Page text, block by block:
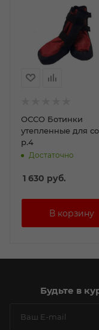
ОССО Ботинки
утепленные для
р.4
Достаточно
1 630 руб.
Будьте в